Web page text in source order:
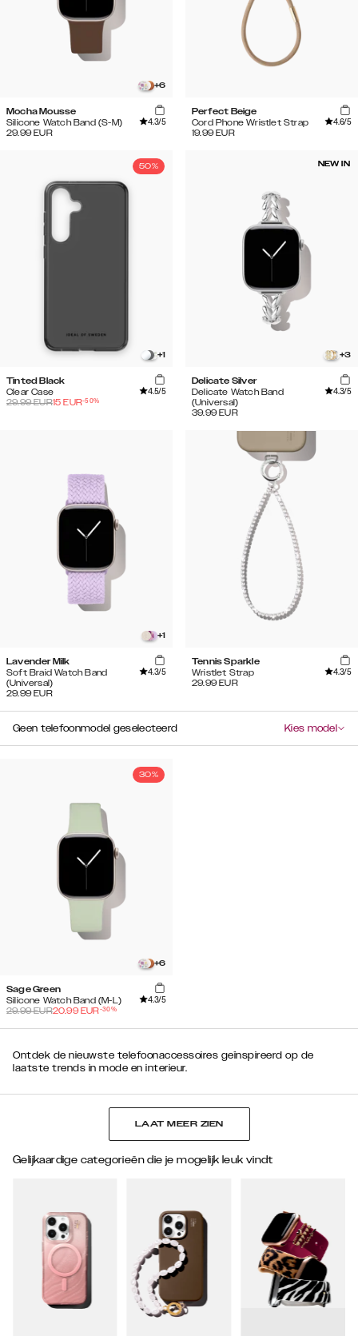
+6
Mocha Mousse
Silicone Watch Band (S-M)
4.3/5
29.99 EUR
Perfect Beige
Cord Phone Wristlet Strap
4.6/5
19.99 EUR
50%
+1
Tinted Black
Clear Case
4.5/5
29.99EUR15 EUR-50%
NEW IN
+3
Delicate Silver
Delicate Watch Band
(Universal)
4.3/5
39.99 EUR
+1
Lavender Milk
Soft Braid Watch Band
(Universal)
4.3/5
29.99 EUR
Tennis Sparkle
Wristlet Strap
4.3/5
29.99 EUR
Geen telefoonmodel geselecteerd Kies model
30%
+6
Sage Green
Silicone Watch Band (M-L)
4.3/5
29.99EUR20.99 EUR-30%
Ontdek de nieuwste telefoonaccessoires geïnspireerd op de
laatste trends in mode en interieur.
LAAT MEER ZIEN
Gelijkaardige categorieën die je mogelijk leuk vindt